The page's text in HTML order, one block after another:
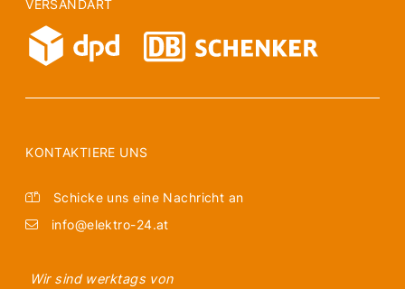
VERSANDART
KONTAKTIERE UNS
Schicke uns eine Nachricht an
info@elektro-24.at
Wir sind werktags von